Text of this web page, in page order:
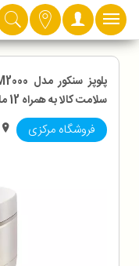
دسته بندی
سلامت کالا به همراه 12 ماه گارانتی
فروشگاه مرکزی